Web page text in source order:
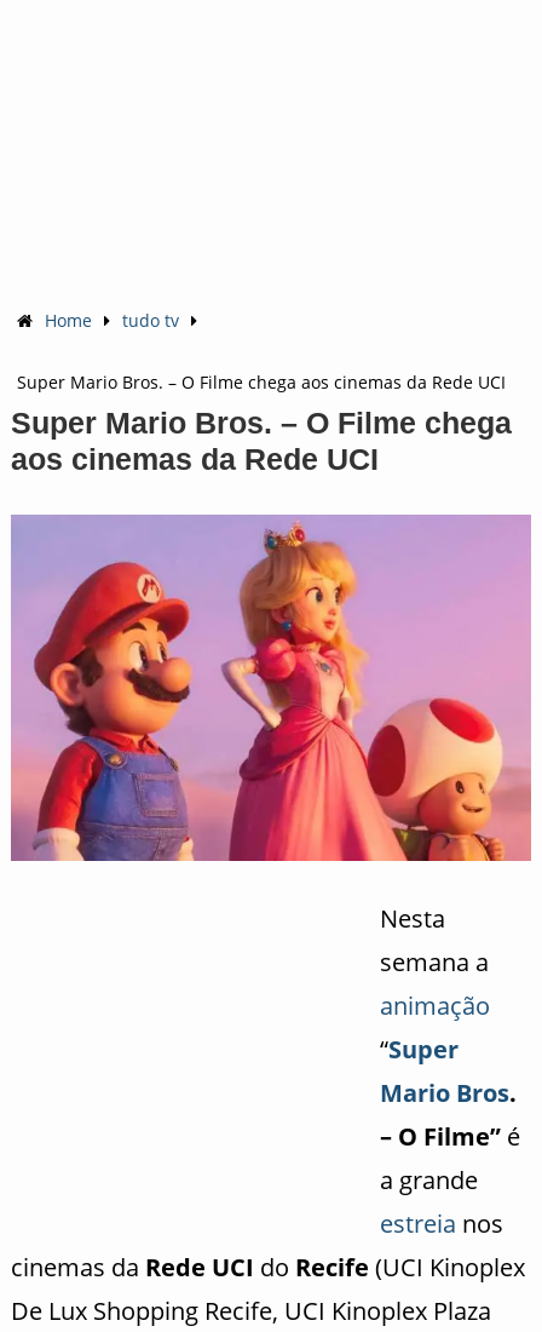
Home tudo tv
Super Mario Bros. – O Filme chega aos cinemas da Rede UCI
Super Mario Bros. – O Filme chega
aos cinemas da Rede UCI
Nesta
semana a
animação
“Super
Mario Bros.
– O Filme” é
a grande
estreia nos
cinemas da Rede UCI do Recife (UCI Kinoplex
De Lux Shopping Recife, UCI Kinoplex Plaza